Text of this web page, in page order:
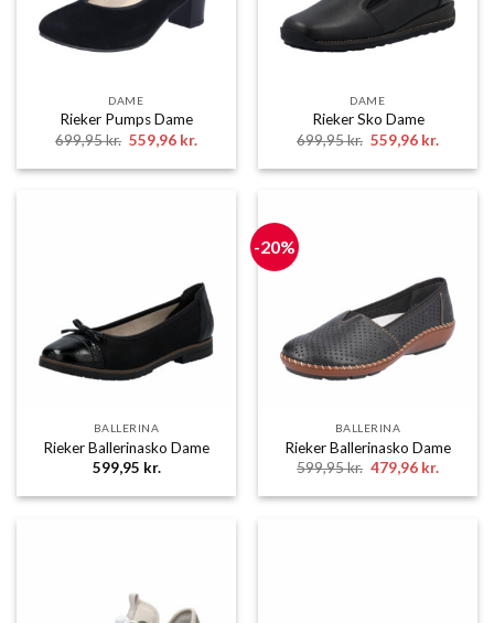
DAME
Rieker Pumps Dame
699,95kr. Den
oprindelige
pris
559,96 kr.
pris
DAME
Rieker Sko Dame
699,95kr. Den
oprindelige
pris
559,96 kr.
pris
BALLERINA
Rieker Ballerinasko Dame
599,95 kr.
-20%
BALLERINA
Rieker Ballerinasko Dame
599,95kr. Den
oprindelige
pris
479,96 kr.
pris
479,96